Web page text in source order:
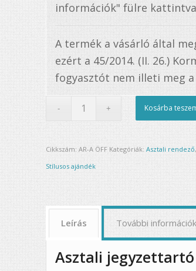
információk" fülre
A termék a vásárló által
ezért a 45/2014. (II. 26.)
fogyasztót nem illeti meg a
Kosárba
Cikkszám:AR-A ÖFF Kategóriák:Asztali rendező
Stílusos ajándék
Leírás További információk
Asztali